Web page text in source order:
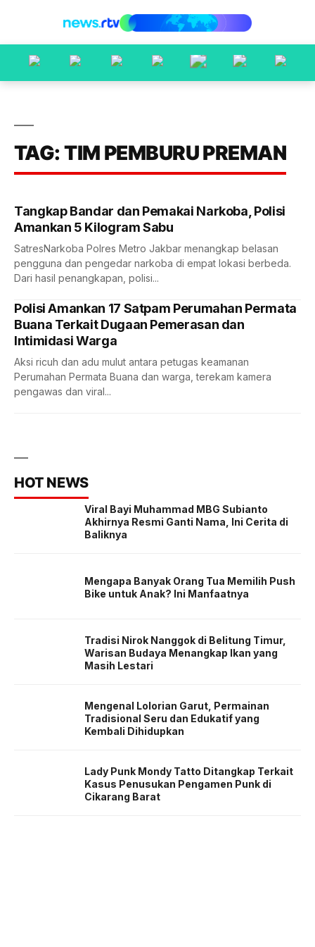
TAG: TIM PEMBURU PREMAN
Tangkap Bandar dan Pemakai Narkoba, Polisi
Amankan 5 Kilogram Sabu
SatresNarkoba Polres Metro Jakbar menangkap belasan
pengguna dan pengedar narkoba di empat lokasi berbeda.
Dari hasil penangkapan, polisi...
Polisi Amankan 17 Satpam Perumahan Permata
Buana Terkait Dugaan Pemerasan dan
Intimidasi Warga
Aksi ricuh dan adu mulut antara petugas keamanan
Perumahan Permata Buana dan warga, terekam kamera
pengawas dan viral...
HOT NEWS
Viral Bayi Muhammad MBG Subianto
Akhirnya Resmi Ganti Nama, Ini Cerita di
Baliknya
Mengapa Banyak Orang Tua Memilih Push
Bike untuk Anak? Ini Manfaatnya
Tradisi Nirok Nanggok di Belitung Timur,
Warisan Budaya Menangkap Ikan yang
Masih Lestari
Mengenal Lolorian Garut, Permainan
Tradisional Seru dan Edukatif yang
Kembali Dihidupkan
Lady Punk Mondy Tatto Ditangkap Terkait
Kasus Penusukan Pengamen Punk di
Cikarang Barat